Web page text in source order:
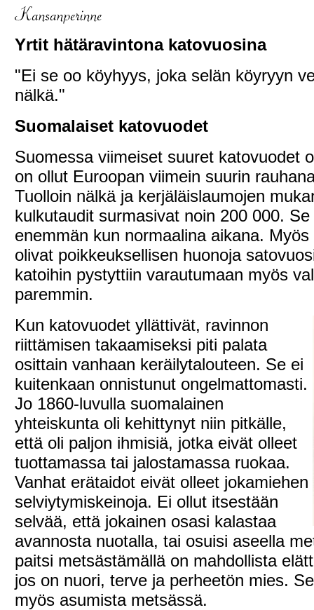
Yrtit hätäravintona katovuosina
"Ei se oo köyhyys, joka selän köyryyn
nälkä."
Suomalaiset katovuodet
Suomessa viimeiset suuret katovuodet
on ollut Euroopan viimein suurin
Tuolloin nälkä ja kerjäläislaumojen
kulkutaudit surmasivat noin 200 000.
enemmän kun normaalina aikana.
olivat poikkeuksellisen huonoja
katoihin pystyttiin varautumaan myös
paremmin.
Kun katovuodet yllättivät, ravinnon
riittämisen takaamiseksi piti palata
osittain vanhaan keräilytalouteen. Se ei
kuitenkaan onnistunut ongelmattomasti.
Jo 1860-luvulla suomalainen
yhteiskunta oli kehittynyt niin pitkälle,
että oli paljon ihmisiä, jotka eivät olleet
tuottamassa tai jalostamassa ruokaa.
Vanhat erätaidot eivät olleet jokamiehen
selviytymiskeinoja. Ei ollut itsestään
selvää, että jokainen osasi kalastaa
avannosta nuotalla, tai osuisi aseella
paitsi metsästämällä on mahdollista
jos on nuori, terve ja perheetön mies.
myös asumista metsässä.